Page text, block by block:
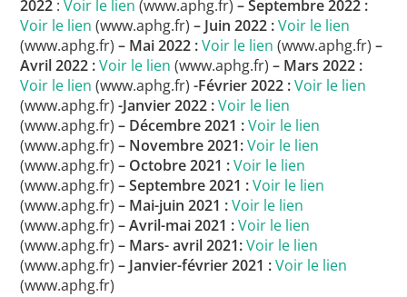
2022 :Voir le lien (www.aphg.fr)– Septembre 2022 :
Voir le lien (www.aphg.fr)– Juin 2022 : Voir le lien
(www.aphg.fr)– Mai 2022 : Voir le lien (www.aphg.fr)–
Avril 2022 :Voir le lien (www.aphg.fr)– Mars 2022 :
Voir le lien (www.aphg.fr)-Février 2022 : Voir le lien
(www.aphg.fr)-Janvier 2022 : Voir le lien
(www.aphg.fr)– Décembre 2021 : Voir le lien
(www.aphg.fr)– Novembre 2021:Voir le lien
(www.aphg.fr)– Octobre 2021 : Voir le lien
(www.aphg.fr)– Septembre 2021 :Voir le lien
(www.aphg.fr)– Mai-juin 2021 :Voir le lien
(www.aphg.fr)– Avril-mai 2021 : Voir le lien
(www.aphg.fr)– Mars- avril 2021: Voir le lien
(www.aphg.fr)– Janvier-février 2021 :Voir le lien
(www.aphg.fr)